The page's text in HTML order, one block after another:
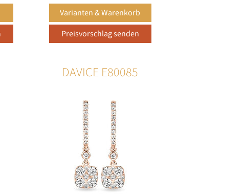
DAVICE E80085